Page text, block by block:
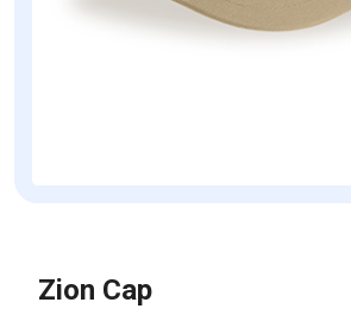
Zion Cap